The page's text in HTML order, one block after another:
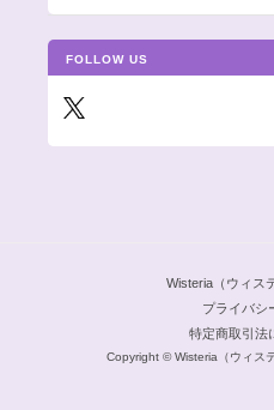
FOLLOW US
Wisteria（ウィス
プライバシ
特定商取引法
Copyright © Wisteria（ウィス